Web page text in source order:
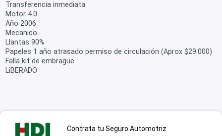
Transferencia inmediata
Motor 4.0
Año 2006
Mecanico
Llantas 90%
Papeles 1 año atrasado permiso de circulación (Aprox $29.000)
Falla kit de embrague
LiBERADO
Contrata tu Seguro Automotriz